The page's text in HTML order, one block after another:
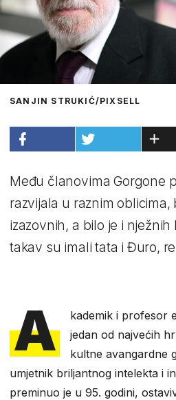
SANJIN STRUKIĆ/PIXSELL
Među članovima Gorgone
razvijala u raznim
izazovnih, a bilo je i
takav su imali tata i Đuro,
A
kademik i profesor
jedan od najvećih
kultne avangardne
umjetnik briljantnog intelekta i
preminuo je u 95. godini,